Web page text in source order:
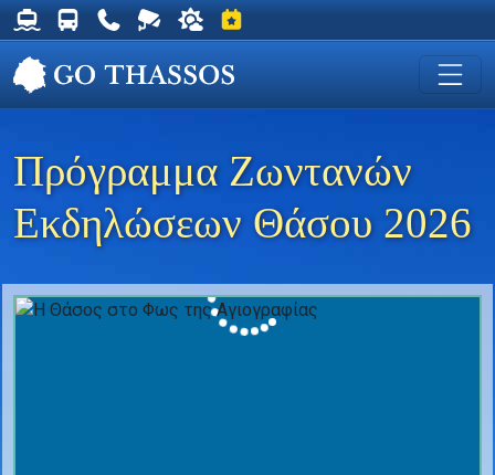
Δρομολόγια Φέρυ για Θάσο
Δρομολόγια Λεωφορείων Θάσου
Χρήσιμα Τηλέφωνα
Ζωντανή Κάμερα στη Χρυσή Ακτή
Ο καιρός στη Θάσο
Εκδηλώσεις στη Θάσο
Πρόγραμμα Ζωντανών
Εκδηλώσεων Θάσου 2026